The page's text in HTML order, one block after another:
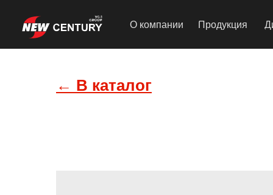
О компании Продукция
← В каталог